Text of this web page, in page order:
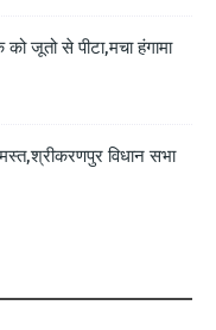
जूतो से पीटा,मचा हंगामा
विधान सभा